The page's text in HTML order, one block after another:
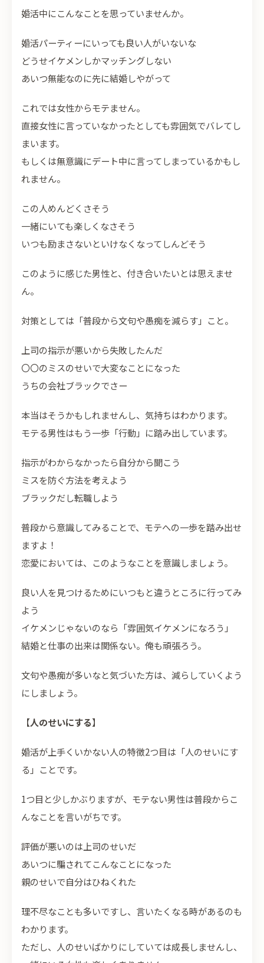
婚活中にこんなことを思っていませんか。
婚活パーティーにいっても良い人がいないな
どうせイケメンしかマッチングしない
あいつ無能なのに先に結婚しやがって
これでは女性からモテません。
直接女性に言っていなかったとしても雰囲気でバレてし
まいます。
もしくは無意識にデート中に言ってしまっているかもし
れません。
この人めんどくさそう
一緒にいても楽しくなさそう
いつも励まさないといけなくなってしんどそう
このように感じた男性と、付き合いたいとは思えませ
ん。
対策としては「普段から文句や愚痴を減らす」こと。
上司の指示が悪いから失敗したんだ
〇〇のミスのせいで大変なことになった
うちの会社ブラックでさー
本当はそうかもしれませんし、気持ちはわかります。
モテる男性はもう一歩「行動」に踏み出しています。
指示がわからなかったら自分から聞こう
ミスを防ぐ方法を考えよう
ブラックだし転職しよう
普段から意識してみることで、モテへの一歩を踏み出せ
ますよ！
恋愛においては、このようなことを意識しましょう。
良い人を見つけるためにいつもと違うところに行ってみ
よう
イケメンじゃないのなら「雰囲気イケメンになろう」
結婚と仕事の出来は関係ない。俺も頑張ろう。
文句や愚痴が多いなと気づいた方は、減らしていくよう
にしましょう。
【人のせいにする】
婚活が上手くいかない人の特徴2つ目は「人のせいにす
る」ことです。
1つ目と少しかぶりますが、モテない男性は普段からこ
んなことを言いがちです。
評価が悪いのは上司のせいだ
あいつに騙されてこんなことになった
親のせいで自分はひねくれた
理不尽なことも多いですし、言いたくなる時があるのも
わかります。
ただし、人のせいばかりにしていては成長しませんし、